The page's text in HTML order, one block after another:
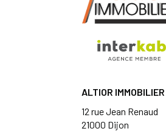
ALTIOR IMMOBILIER
12 rue Jean Renaud
21000 Dijon